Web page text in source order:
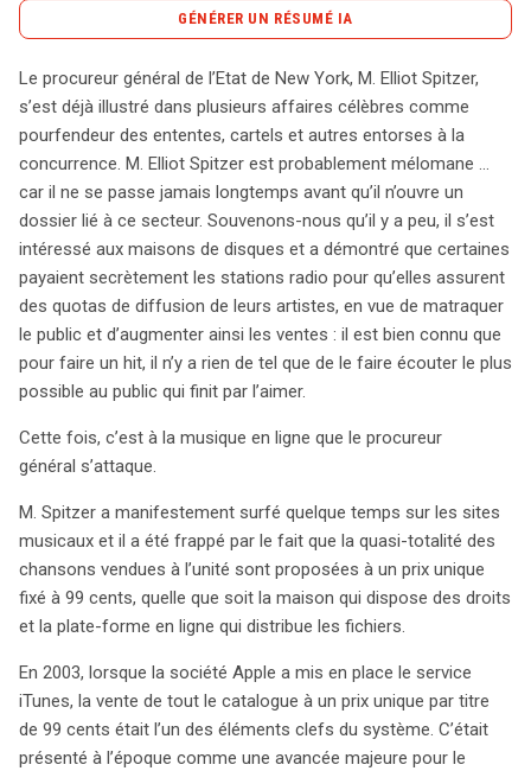
GÉNÉRER UN RÉSUMÉ IA
Elliot Spitzer, le procureur général de l’État de New York,
est connu pour sa lutte acharnée contre les pratiques
anticoncurrentielles. Son dernier dossier concerne
l’industrie de la musique en ligne, où il remet en question
le modèle de prix unique de 99 cents par chanson,
instauré par Apple avec iTunes en 2003. Bien que ce
système ait facilité l’achat à l’unité, il pose des
problèmes majeurs pour les maisons de disques,
notamment en ce qui concerne l’exploitation des « fonds
de tiroir », ces titres moins populaires qui pourraient
générer des revenus supplémentaires. Spitzer s’interroge
de disques — Universal, Sony, EMI et Warner Music — qui
semblent toutes appliquer ce même tarif, limitant ainsi la
diversité des prix et nuisant à la relance des ventes de
catalogues anciens. Paradoxalement, tandis que iTunes
a vendu 500 millions de chansons, représentant une part
écrasante du marché, l’industrie du disque traditionnelle
peine à survivre face à la montée du numérique. Si
pourrait bouleverser le modèle économique d’iTunes et
permettre une revitalisation de la concurrence dans la
musique en ligne. Une telle évolution offrirait aux
maisons de disques de nouvelles opportunités pour
Le procureur général de l’Etat de New York, M. Elliot Spitzer,
s’est déjà illustré dans plusieurs affaires célèbres comme
pourfendeur des ententes, cartels et autres entorses à la
concurrence. M. Elliot Spitzer est probablement mélomane …
car il ne se passe jamais longtemps avant qu’il n’ouvre un
dossier lié à ce secteur. Souvenons-nous qu’il y a peu, il s’est
intéressé aux maisons de disques et a démontré que certaines
payaient secrètement les stations radio pour qu’elles assurent
des quotas de diffusion de leurs artistes, en vue de matraquer
le public et d’augmenter ainsi les ventes : il est bien connu que
pour faire un hit, il n’y a rien de tel que de le faire écouter le plus
possible au public qui finit par l’aimer.
Cette fois, c’est à la musique en ligne que le procureur
général s’attaque.
M. Spitzer a manifestement surfé quelque temps sur les sites
musicaux et il a été frappé par le fait que la quasi-totalité des
chansons vendues à l’unité sont proposées à un prix unique
fixé à 99 cents, quelle que soit la maison qui dispose des droits
et la plate-forme en ligne qui distribue les fichiers.
En 2003, lorsque la société Apple a mis en place le service
iTunes, la vente de tout le catalogue à un prix unique par titre
de 99 cents était l’un des éléments clefs du système. C’était
présenté à l’époque comme une avancée majeure pour le